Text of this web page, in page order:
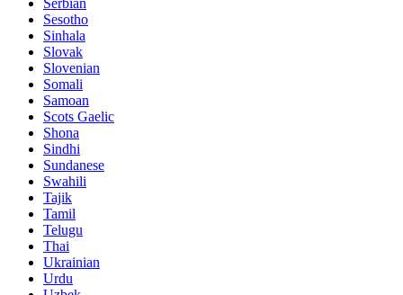
Serbian
Sesotho
Sinhala
Slovak
Slovenian
Somali
Samoan
Scots Gaelic
Shona
Sindhi
Sundanese
Swahili
Tajik
Tamil
Telugu
Thai
Ukrainian
Urdu